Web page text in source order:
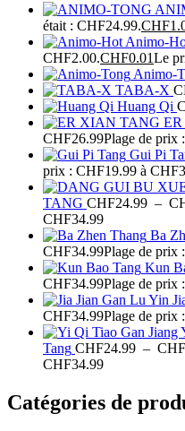
était : CHF24.99.CHF
Animo-
CHF2.00.CHF0.01Le
Animo-
TABA-X
Huang Qi
CHF26.99Plage de prix
Gui Pi
prix : CHF19.99 à
TANG CHF24.99 –
CHF34.99
Ba
CHF34.99Plage de prix
Kun
CHF34.99Plage de prix
CHF34.99Plage de prix
Tang CHF24.99 – CHF
CHF34.99
Catégories de